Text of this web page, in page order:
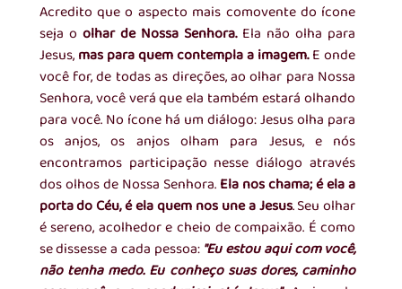
Acredito que o aspecto mais comovente do ícone
seja o olhar de Nossa Senhora. Ela não olha para
Jesus, mas para quem contempla a imagem. E onde
você for, de todas as direções, ao olhar para Nossa
Senhora, você verá que ela também estará olhando
para você. No ícone há um diálogo: Jesus olha para
os anjos, os anjos olham para Jesus, e nós
encontramos participação nesse diálogo através
dos olhos de Nossa Senhora. Ela nos chama; é ela a
porta do Céu, é ela quem nos une a Jesus. Seu olhar
é sereno, acolhedor e cheio de compaixão. É como
se dissesse a cada pessoa: "Eu estou aqui com você,
não tenha medo. Eu conheço suas dores, caminho